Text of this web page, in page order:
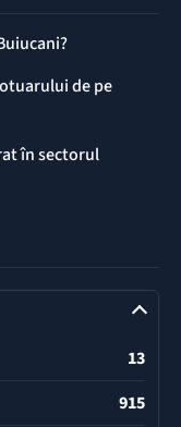
de pe
în sectorul
13
915